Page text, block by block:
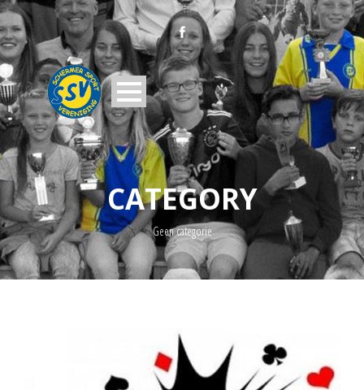
CATEGORY
Geen categorie